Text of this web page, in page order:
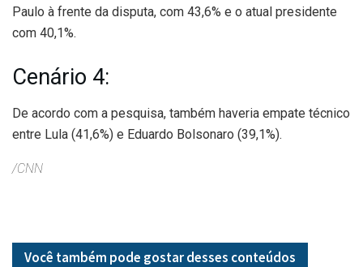
Paulo à frente da disputa, com 43,6% e o atual presidente
com 40,1%.
Cenário 4:
De acordo com a pesquisa, também haveria empate técnico
entre Lula (41,6%) e Eduardo Bolsonaro (39,1%).
/CNN
Você também pode gostar desses conteúdos